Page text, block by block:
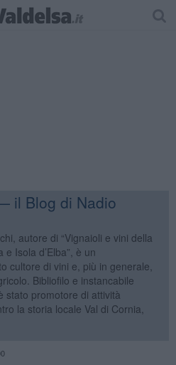
il Blog di Nadio
autore di “Vignaioli e vini della
e Isola d’Elba”, è un
cultore di vini e, più in generale,
Bibliofilo e instancabile
stato promotore di attività
la storia locale Val di Cornia,